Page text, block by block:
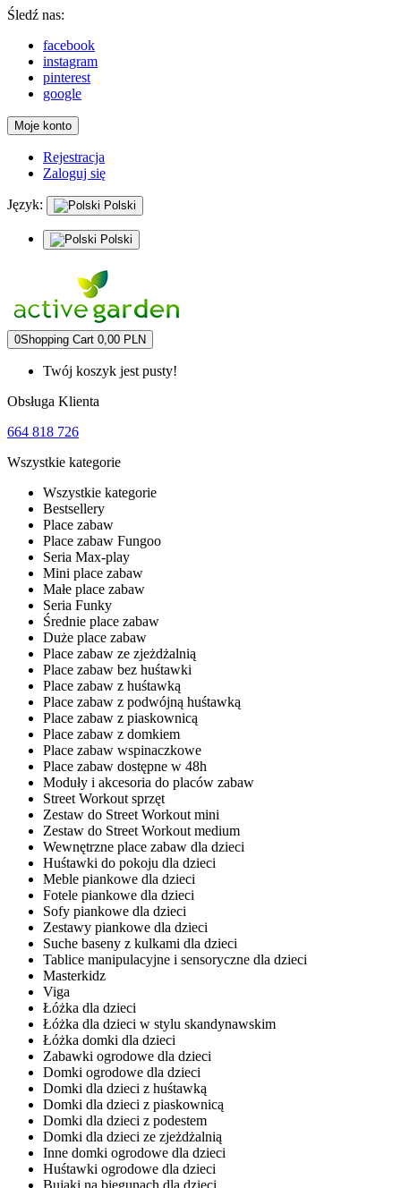
Śledź nas:
facebook
instagram
pinterest
google
Moje konto
Rejestracja
Zaloguj się
Język: Polski
Polski
0Shopping Cart 0,00 PLN
Twój koszyk jest pusty!
Obsługa Klienta
664 818 726
Wszystkie kategorie
Wszystkie kategorie
Bestsellery
Place zabaw
Place zabaw Fungoo
Seria Max-play
Mini place zabaw
Małe place zabaw
Seria Funky
Średnie place zabaw
Duże place zabaw
Place zabaw ze zjeżdżalnią
Place zabaw bez huśtawki
Place zabaw z huśtawką
Place zabaw z podwójną huśtawką
Place zabaw z piaskownicą
Place zabaw z domkiem
Place zabaw wspinaczkowe
Place zabaw dostępne w 48h
Moduły i akcesoria do placów zabaw
Street Workout sprzęt
Zestaw do Street Workout mini
Zestaw do Street Workout medium
Wewnętrzne place zabaw dla dzieci
Huśtawki do pokoju dla dzieci
Meble piankowe dla dzieci
Fotele piankowe dla dzieci
Sofy piankowe dla dzieci
Zestawy piankowe dla dzieci
Suche baseny z kulkami dla dzieci
Tablice manipulacyjne i sensoryczne dla dzieci
Masterkidz
Viga
Łóżka dla dzieci
Łóżka dla dzieci w stylu skandynawskim
Łóżka domki dla dzieci
Zabawki ogrodowe dla dzieci
Domki ogrodowe dla dzieci
Domki dla dzieci z huśtawką
Domki dla dzieci z piaskownicą
Domki dla dzieci z podestem
Domki dla dzieci ze zjeżdżalnią
Inne domki ogrodowe dla dzieci
Huśtawki ogrodowe dla dzieci
Bujaki na biegunach dla dzieci